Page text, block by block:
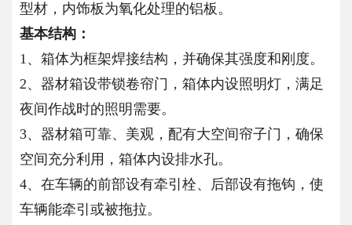
型材，内饰板为氧化处理的铝板。
基本结构：
1、箱体为框架焊接结构，并确保其强度和刚度。
2、器材箱设带锁卷帘门，箱体内设照明灯，满足
夜间作战时的照明需要。
3、器材箱可靠、美观，配有大空间帘子门，确保
空间充分利用，箱体内设排水孔。
4、在车辆的前部设有牵引栓、后部设有拖钩，使
车辆能牵引或被拖拉。